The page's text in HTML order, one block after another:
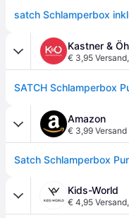
Kastner &
€ 3,95 Versand,
Amazon
€ 3,99 Versand
Satch Schlamperbox
Kids-World
€ 4,95 Versand,